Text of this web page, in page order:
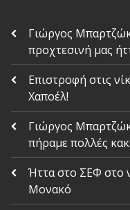
Γιώργος
προχτεσινή μας
Επιστροφή στις
Χαποέλ!
Γιώργος
πήραμε πολλές
Ήττα στο ΣΕΦ στο
Μονακό